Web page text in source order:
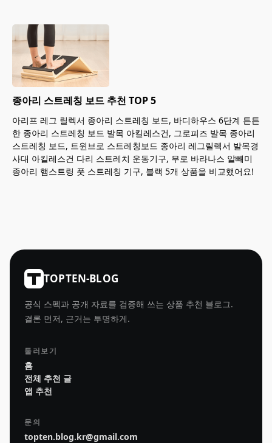
종아리 스트레칭 보드 추천 TOP 5
아리프 레그 릴렉서 종아리 스트레칭 보드, 바디하우스 6단계 튼튼
한 종아리 스트레칭 보드 발목 아킬레스건, 그로피즈 발목 종아리
스트레칭 보드, 트윈브로 스트레칭보드 종아리 레그릴렉서 발목경
사대 아킬레스건 다리 스트레치 운동기구, 무로 바라나스 알빼미
종아리 햄스트링 풋 스트레칭 기구, 블랙 5개 상품을 비교했어요!
TOPTEN-BLOG
공식 스펙과 공개 자료를 검증해 쓰는 상품 추천 블로그.
결론 먼저, 근거는 투명하게.
둘러보기
홈
전체 추천 글
앱 추천
문의
topten.blog.kr@gmail.com